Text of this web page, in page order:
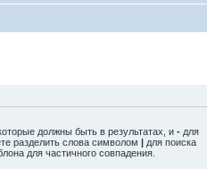
должны быть в результатах, и - для
разделить слова символом | для поиска
для частичного совпадения.